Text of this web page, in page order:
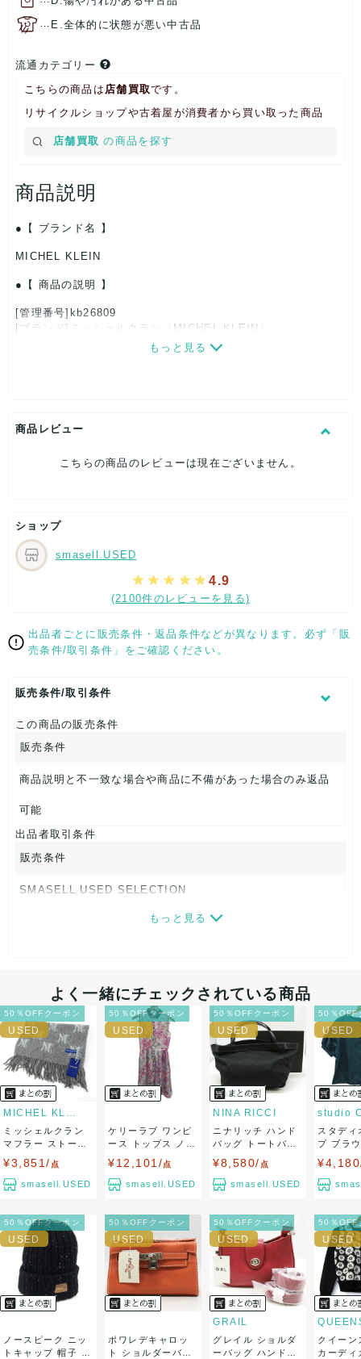
… E.全体的に状態が悪い中古品
流通カテゴリー
こちらの商品は 店舗買取です。
リサイクルショップや古着屋が消費者から買い取った商品
店舗買取 の商品を探す
商品説明
【 ブランド名 】
MICHEL KLEIN
【 商品の説明 】
[管理番号]kb26809
[ブランド]ミッシェルクラン（MICHEL KLEIN）
全長：約160cm
[付属品]なし
新品、未使用
【 サイズ・容量 】
W約31cm
素材タグを撮影しておりますので、ご確認くださいませ。
なし
もっと見る
商品レビュー
こちらの商品のレビューは現在ございません。
ショップ
smasell.USED
4.9
(2100件のレビューを見る)
出品者ごとに販売条件・返品条件などが異なります。必ず「販
売条件/取引条件」をご確認ください。
販売条件/取引条件
この商品の販売条件
販売条件
商品説明と不一致な場合や商品に不備があった場合のみ返品
可能
出品者取引条件
販売条件
SMASELL USED SELECTION
画像ダウンロードなので、転売にも最適♪
ネコポスの場合は日時指定ができませんので、ご了承下さい
ませ。
USED品に関しましては、見る方によって状態の価値観が異な
りますので、トラブルを避けるため、神経質な方や完璧な商
品を求められる方は御購入をお控えください。
また商品には細心の注意をはらっておりますが、何かござい
い致します。対応できることがあれば、誠意をもって対応致
します。
また並行輸入品もございますので、真贋方法などお答えでき
万が一、購入後に偽造品等が発覚しましたら、返品・返金に
もっと見る
よく一緒にチェックされている商品
50％OFFクーポン
MICHEL KLEIN
ミッシェルクラン
マフラー ストール
¥3,851/ 点
smasell.USED
50％OFFクーポン
ケリーラブ ワンピ
ース トップス ノー
¥12,101/点
smasell.USED
50％OFFクーポン
NINA RICCI
ニナリッチ ハンド
バッグ トートバッ
¥8,580/ 点
smasell.USED
50％OFF
studio
スタディ
プ ブラ
50％OFFクーポン
ノースピーク ニッ
トキャップ 帽子 ブ
50％OFFクーポン
ポワレデキャロッ
ト ショルダーバッ
50％OFFクーポン
GRAIL
グレイル ショルダ
ーバッグ ハンドバ
50％OFF
クイーン
カーディ